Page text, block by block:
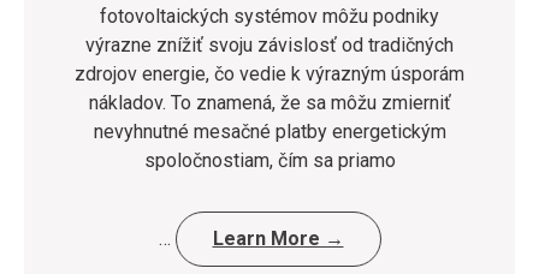
fotovoltaických systémov môžu podniky
výrazne znížiť svoju závislosť od tradičných
zdrojov energie, čo vedie k výrazným úsporám
nákladov. To znamená, že sa môžu zmierniť
nevyhnutné mesačné platby energetickým
spoločnostiam, čím sa priamo
… Learn More →